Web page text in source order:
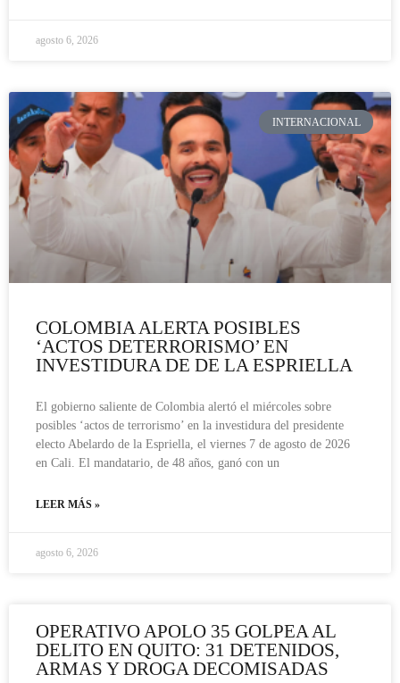
agosto 6, 2026
INTERNACIONAL
COLOMBIA ALERTA POSIBLES
‘ACTOS DETERRORISMO’ EN
INVESTIDURA DE DE LA ESPRIELLA
El gobierno saliente de Colombia alertó el miércoles sobre
posibles ‘actos de terrorismo’ en la investidura del presidente
electo Abelardo de la Espriella, el viernes 7 de agosto de 2026
en Cali. El mandatario, de 48 años, ganó con un
LEER MÁS »
agosto 6, 2026
OPERATIVO APOLO 35 GOLPEA AL
DELITO EN QUITO: 31 DETENIDOS,
ARMAS Y DROGA DECOMISADAS